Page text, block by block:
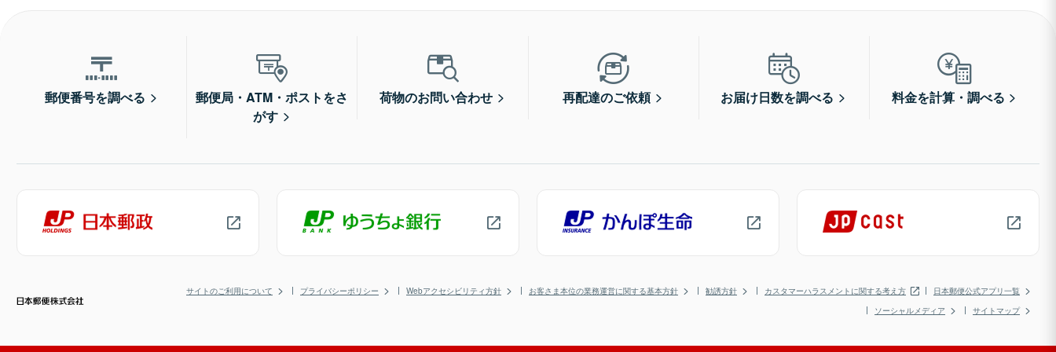
郵便番号を調べる
郵便局・ATM・ポストをさ
がす
荷物のお問い合わせ 再配達のご依頼 お届け日数を調べる 料金を計算・調べる
サイトのご利用について プライバシーポリシー Webアクセシビリティ方針 お客さま本位の業務運営に関する基本方針 勧誘方針 カスタマーハラスメントに関する考え方
日本郵便公式アプリ一覧
ソーシャルメディア
サイトマップ